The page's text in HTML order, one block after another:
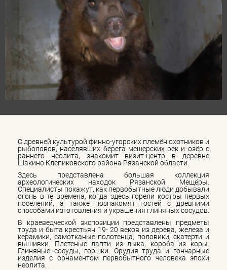
С древней культурой финно-угорских племён охотников и
рыболовов, населявших берега мещерских рек и озёр с
раннего неолита, знакомит визит-центр в деревне
Шакино Клепиковского района Рязанской области.
Здесь представлена большая коллекция
археологических находок Рязанской Мещёры.
Специалисты покажут, как первобытные люди добывали
огонь в те времена, когда здесь горели костры первых
поселений, а также познакомят гостей с древними
способами изготовления и украшения глиняных сосудов.
В краеведческой экспозиции представлены предметы
труда и быта крестьян 19- 20 веков из дерева, железа и
керамики, самотканые полотенца, половики, скатерти и
вышивки. Плетеные лапти из лыка, короба из коры.
Глиняные сосуды, горшки. Орудия труда и гончарные
изделия с орнаментом первобытного человека эпохи
неолита.